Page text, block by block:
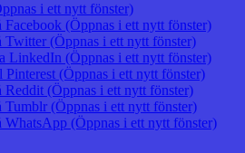
i ett nytt fönster)
(Öppnas i ett nytt fönster)
Twitter (Öppnas i ett nytt fönster)
LinkedIn (Öppnas i ett nytt fönster)
(Öppnas i ett nytt fönster)
(Öppnas i ett nytt fönster)
(Öppnas i ett nytt fönster)
(Öppnas i ett nytt fönster)